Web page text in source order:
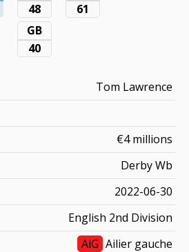
48
61
GB
40
Tom Lawrence
€4 millions
Derby Wb
2022-06-30
English 2nd Division
AiG Ailier gauche